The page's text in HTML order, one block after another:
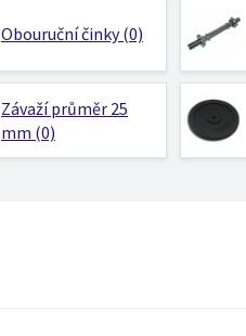
Obouruční činky (0)
Závaží průměr 25
mm (0)